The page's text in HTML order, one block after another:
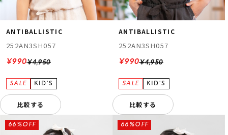
ムラサキスポーツ 公式アプリ
ポイント・クーポンもこのアプリで！
ANTIBALLISTIC
252AN3SH057
¥4,950
¥990
比較する
ANTIBALLISTIC
252AN3SH057
¥4,950
¥990
比較する
66%OFF 66%OFF